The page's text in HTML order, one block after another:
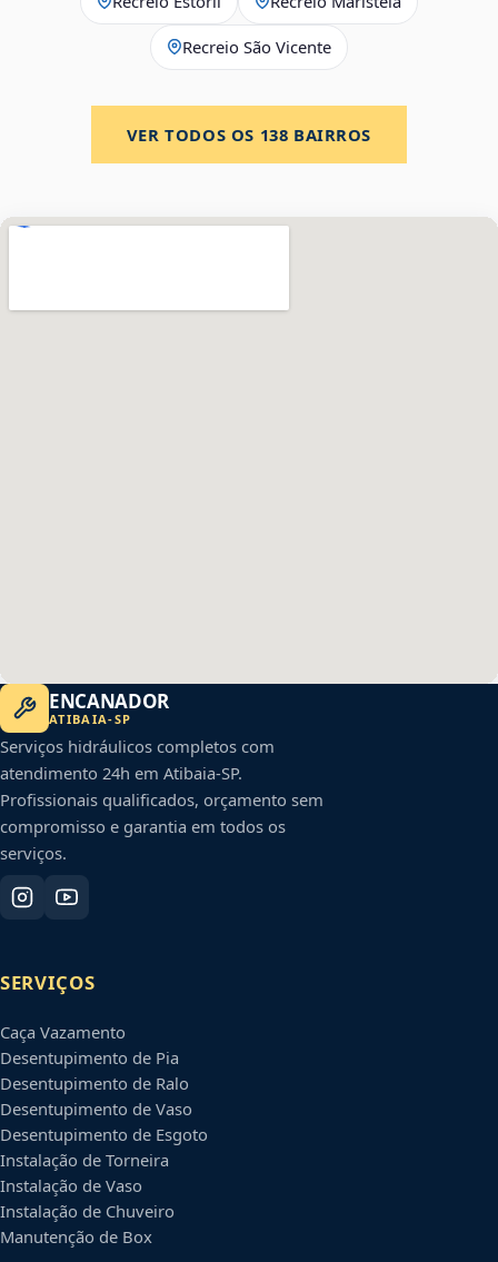
Recreio São Vicente
VER TODOS OS 138 BAIRROS
ENCANADOR
ATIBAIA-SP
Serviços hidráulicos completos com
atendimento 24h em Atibaia-SP.
Profissionais qualificados, orçamento sem
compromisso e garantia em todos os
serviços.
SERVIÇOS
Caça Vazamento
Desentupimento de Pia
Desentupimento de Ralo
Desentupimento de Vaso
Desentupimento de Esgoto
Instalação de Torneira
Instalação de Vaso
Instalação de Chuveiro
Manutenção de Box